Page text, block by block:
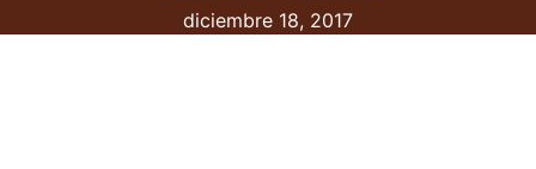
diciembre 18, 2017